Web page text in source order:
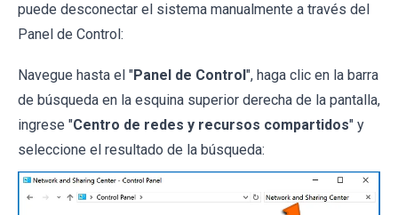
puede desconectar el sistema manualmente a través del
Panel de Control:
Navegue hasta el "Panel de Control ", haga clic en la barra
de búsqueda en la esquina superior derecha de la pantalla,
ingrese "Centro de redes y recursos compartidos" y
seleccione el resultado de la búsqueda: